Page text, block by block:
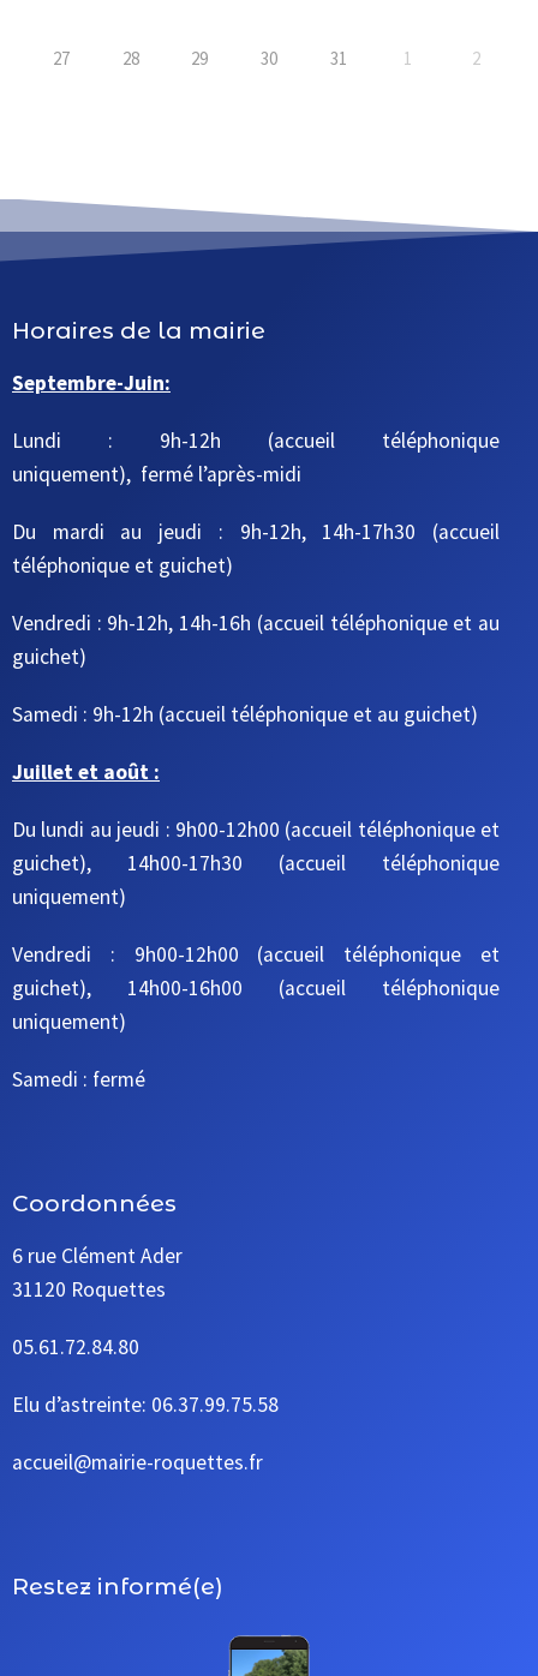
27 28 29 30 31 1 2
Horaires de la mairie
Septembre-Juin:
Lundi : 9h-12h (accueil téléphonique
uniquement), fermé l’après-midi
Du mardi au jeudi : 9h-12h, 14h-17h30 (accueil
téléphonique et guichet)
Vendredi : 9h-12h, 14h-16h (accueil téléphonique et au
guichet)
Samedi : 9h-12h (accueil téléphonique et au guichet)
Juillet et août :
Du lundi au jeudi : 9h00-12h00 (accueil téléphonique et
guichet), 14h00-17h30 (accueil téléphonique
uniquement)
Vendredi : 9h00-12h00 (accueil téléphonique et
guichet), 14h00-16h00 (accueil téléphonique
uniquement)
Samedi : fermé
Coordonnées
6 rue Clément Ader
31120 Roquettes
05.61.72.84.80
Elu d’astreinte: 06.37.99.75.58
accueil@mairie-roquettes.fr
Restez informé(e)